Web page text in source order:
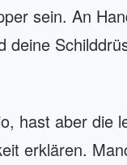
sein. An
deine
hast aber die
erklären.